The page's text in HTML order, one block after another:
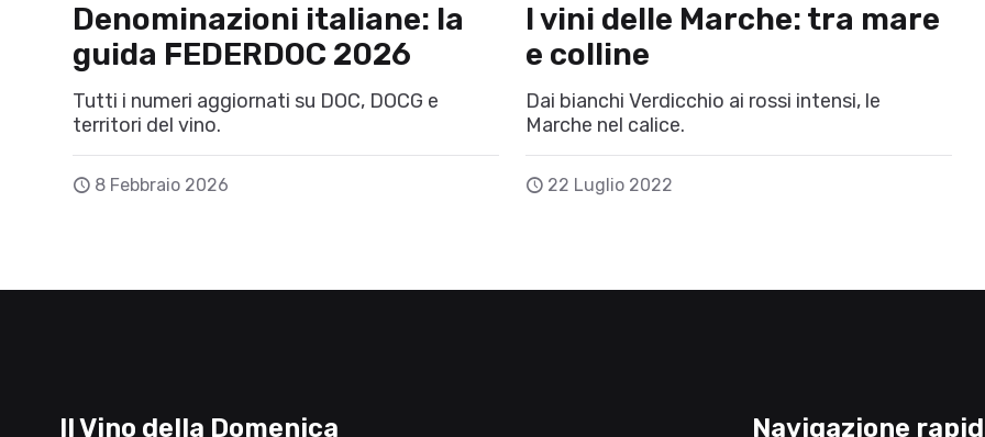
Denominazioni italiane: la
guida FEDERDOC 2026
Tutti i numeri aggiornati su DOC, DOCG e
territori del vino.
8 Febbraio 2026
I vini delle Marche: tra mare
e colline
Dai bianchi Verdicchio ai rossi intensi, le
Marche nel calice.
22 Luglio 2022
Il Vino della Domenica Navigazione